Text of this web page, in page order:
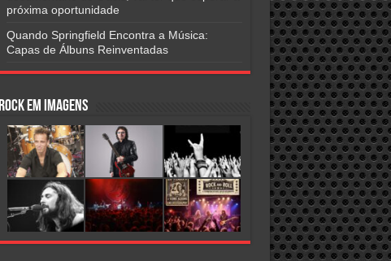
próxima oportunidade
Quando Springfield Encontra a Música:
Capas de Álbuns Reinventadas
Rock em Imagens